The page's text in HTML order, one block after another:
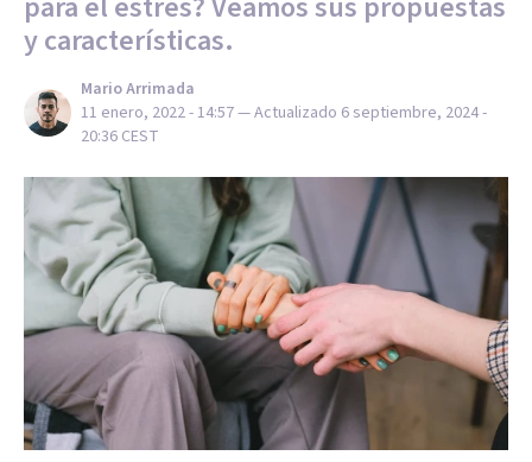
y características.
Mario Arrimada
11 enero, 2022 - 14:57— Actualizado 6 septiembre, 2024 -
20:36 CEST